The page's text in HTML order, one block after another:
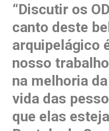
“Discutir os
canto deste
arquipelágico
nosso
na melhoria
vida das
que elas